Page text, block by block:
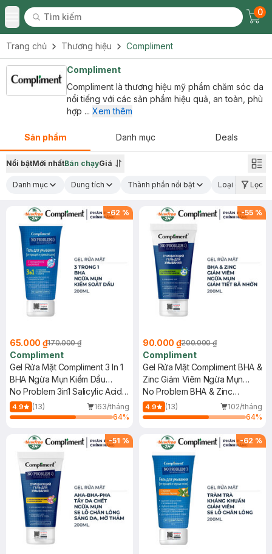
Toggle Menu
Tìm kiếm
Tìm kiếm
0
Trang chủ Thương hiệu Compliment
Compliment
Compliment là thương hiệu mỹ phẩm chăm sóc da
nổi tiếng với các sản phẩm hiệu quả, an toàn, phù
hợp ... Xem thêm
Sản phẩm Danh mục Deals
Nổi bậtMới nhấtBán chạyGiá
Danh mục Dung tích Thành phần nổi bật Loại da Lọc
-62 %
65.000 ₫170.000 ₫
Compliment
Gel Rửa Mặt Compliment 3 In 1
BHA Ngừa Mụn Kiềm Dầu
200ml
No Problem 3in1 Salicylic Acid
Cleansing Gel
4.9 (13)
163/tháng
64%
-55 %
90.000 ₫200.000 ₫
Compliment
Gel Rửa Mặt Compliment BHA &
Zinc Giảm Viêm Ngừa Mụn
200ml
No Problem BHA & Zinc
Cleansing Gel
4.9 (13)
102/tháng
64%
-51 % -62 %